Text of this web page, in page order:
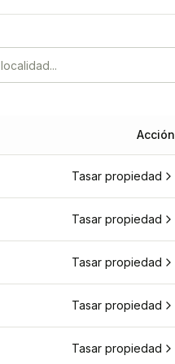
Acción
Tasar propiedad
Tasar propiedad
Tasar propiedad
Tasar propiedad
Tasar propiedad